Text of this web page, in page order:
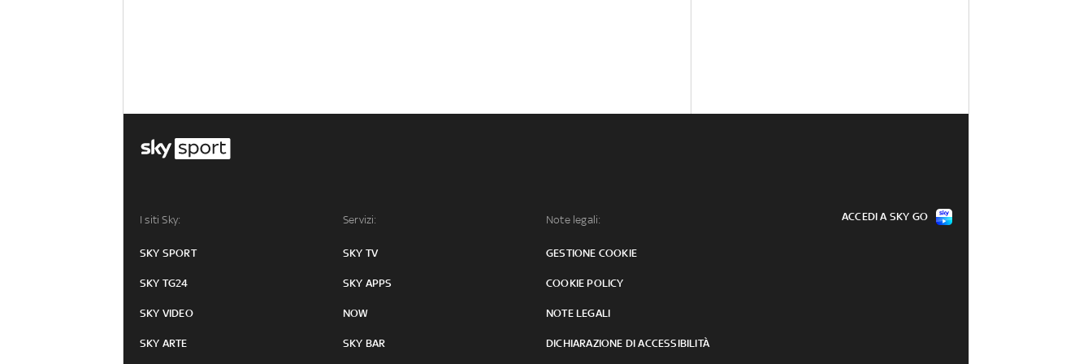
I siti Sky:
SKY SPORT
SKY TG24
SKY VIDEO
SKY ARTE
Servizi:
SKY TV
SKY APPS
NOW
SKY BAR
Note legali:
GESTIONE COOKIE
COOKIE POLICY
NOTE LEGALI
DICHIARAZIONE DI ACCESSIBILITÀ
ACCEDI A SKY GO